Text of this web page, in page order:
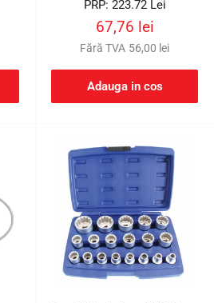
Preț
PRP: 223.72 Lei
Preț
redus
67,76 lei
Fără TVA 56,00 lei
Adauga in cos